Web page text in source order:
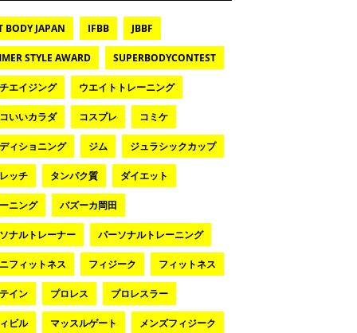
BODY JAPAN IFBB JBBF
STYLE AWARD SUPERBODYCONTEST
エイジング ウエイトトレーニング
いいカラダ コスプレ コミケ
ィショニング ジム ジュラシックカップ
ッチ タンパク質 ダイエット
ニング バズーカ岡田
ナルトレーナー パーソナルトレーニング
フィットネス フィジーク フィットネス
イン プロレス プロレスラー
ビル マッスルゲート メンズフィジーク